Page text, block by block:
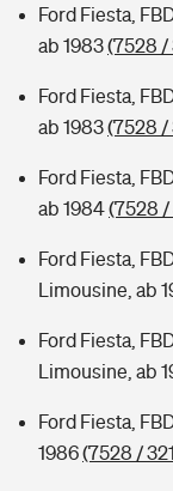
Ford Fiesta,
ab 1983(7528 /
Ford Fiesta,
ab 1983(7528 /
Ford Fiesta,
ab 1984(7528 /
Ford Fiesta,
Limousine, ab
Ford Fiesta,
Limousine, ab
Ford Fiesta,
1986(7528 /